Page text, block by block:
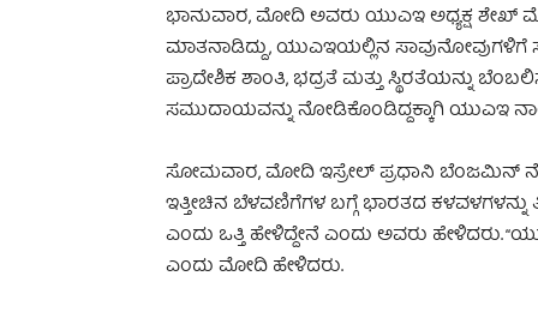
ಭಾನುವಾರ, ಮೋದಿ ಅವರು ಯುಎಇ ಅಧ್ಯಕ್ಷ
ಮಾತನಾಡಿದ್ದು, ಯುಎಇಯಲ್ಲಿನ ಸಾವುನೋವುಗಳಿಗೆ
ಪ್ರಾದೇಶಿಕ ಶಾಂತಿ, ಭದ್ರತೆ ಮತ್ತು ಸ್ಥಿರತೆಯನ್ನು
ಸಮುದಾಯವನ್ನು ನೋಡಿಕೊಂಡಿದ್ದಕ್ಕಾಗಿ ಯುಎಇ
ಸೋಮವಾರ, ಮೋದಿ ಇಸ್ರೇಲ್ ಪ್ರಧಾನಿ ಬೆಂಜಮಿನ್
ಇತ್ತೀಚಿನ ಬೆಳವಣಿಗೆಗಳ ಬಗ್ಗೆ ಭಾರತದ ಕಳವಳಗಳನ್ನು
ಎಂದು ಒತ್ತಿ ಹೇಳಿದ್ದೇನೆ ಎಂದು ಅವರು ಹೇಳಿದರು.
ಎಂದು ಮೋದಿ ಹೇಳಿದರು.